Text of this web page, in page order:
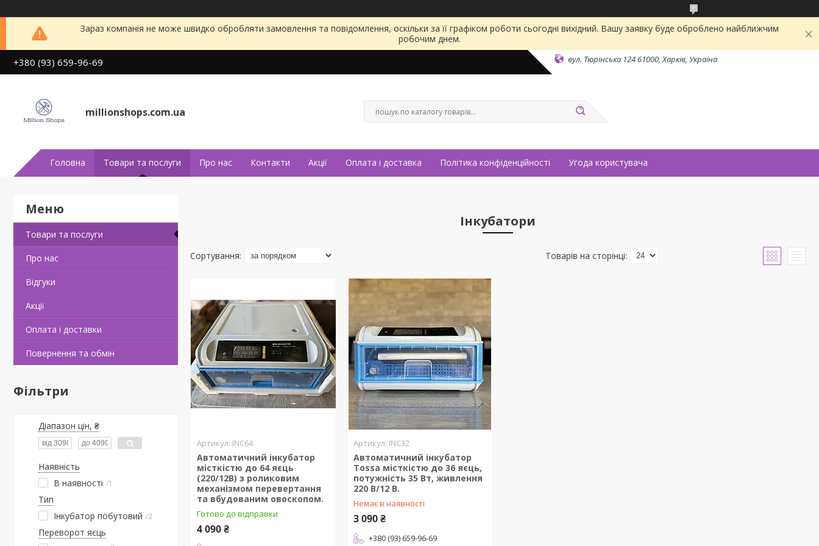
Зараз компанія не може швидко обробляти замовлення та повідомлення, оскільки за її графіком роботи сьогодні вихідний. Вашу заявку буде оброблено найближчим
робочим днем.
+380 (93) 659-96-69 вул. Тюрінська 124 61000, Харків, Україна
millionshops.com.ua
Головна Товари та послуги Про нас Контакти Акції Оплата і доставка Політика конфіденційності Угода користувача
Товари та послуги
Про нас
Відгуки
Акції
Оплата і доставки
Повернення та обмін
Фільтри
Діапазон цін, ₴
Наявність
В наявності
1
Тип
Інкубатор побутовий 2
Переворот яєць
Інкубатори
INC64
Автоматичний інкубатор
місткістю до 64 яєць
(220/12В) з роликовим
механізмом перевертання
та вбудованим овоскопом.
Готово до відправки
4 090 ₴
INC32
Автоматичний інкубатор
Tossa місткістю до 36 яєць,
потужність 35 Вт, живлення
220 В/12 В.
Немає в наявності
3 090 ₴
+380 (93) 659-96-69